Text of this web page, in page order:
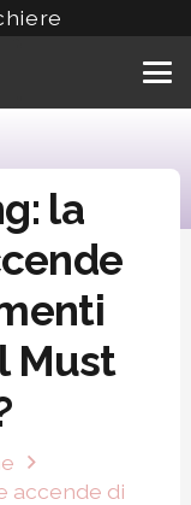
la
Must
accende di